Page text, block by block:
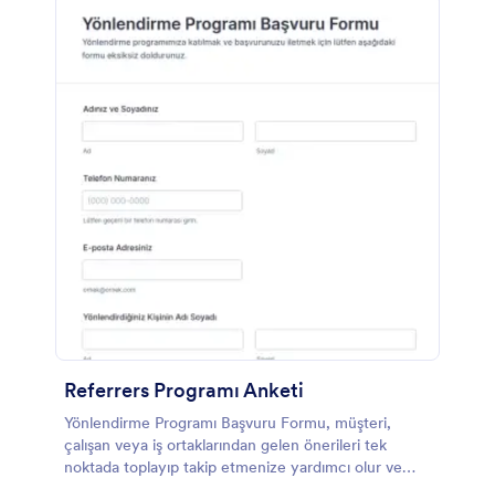
Referrers Programı Anketi
Yönlendirme Programı Başvuru Formu, müşteri,
çalışan veya iş ortaklarından gelen önerileri tek
noktada toplayıp takip etmenize yardımcı olur ve